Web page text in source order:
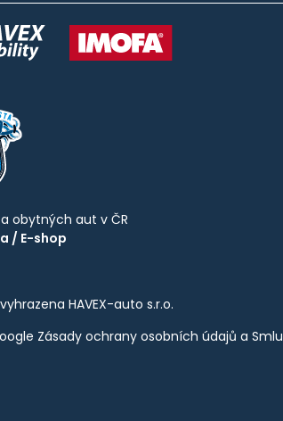
obytných aut v ČR
/ E-shop
HAVEX-auto s.r.o.
Zásady ochrany osobních údajů a